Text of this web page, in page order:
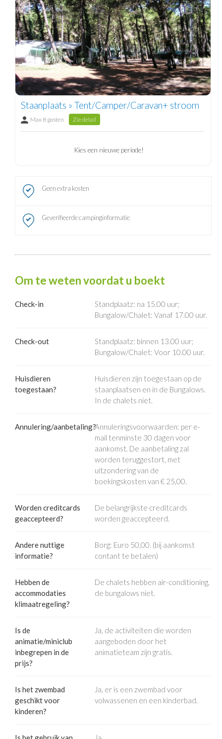
Staanplaats » Tent/Camper/Caravan+ stroom
Max 8 gasten Zie detail
Kies een nieuwe periode!
Geen extra kosten
Geverifieerde campinginformatie
Om te weten voordat u boekt
Check-in
Standplaatz: na 15.00 uur;
Bungalow/Chalet: Vanaf 17.00 uur.
Check-out
Standplaatz: binnen 13.00 uur;
Bungalow/Chalet: Voor 10.00 uur.
Huisdieren
toegestaan?
Huisdieren zijn toegestaan op de
staanplaatsen en in de Bungalows.
In de chalets niet.
Annulering/aanbetaling?Annuleringsvoorwaarden: per e-
mail tenminste 30 dagen voor
aankomst. De aanbetaling zal
worden teruggestort, met
uitzondering van de
boekingskosten van € 25,00.
Worden creditcards
geaccepteerd?
De belangrijkste creditcards
worden geaccepteerd.
Andere nuttige
informatie?
Borg: Euro 50,00. (bij aankomst
contant te betalen)
Hebben de
accommodaties
klimaatregeling?
De chalets hebben air-conditioning,
de bungalows niet.
Is de
animatie/miniclub
inbegrepen in de
prijs?
Ja, de activiteiten die worden
aangeboden door het
animatieteam zijn gratis.
Is het zwembad
geschikt voor
kinderen?
Ja, er is een zwembad voor
volwassenen en een kinderbad.